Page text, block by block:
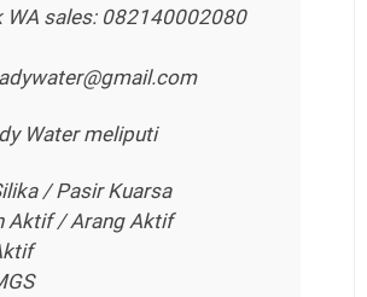
WA sales: 082140002080
Water meliputi
/ Pasir Kuarsa
Aktif / Arang Aktif